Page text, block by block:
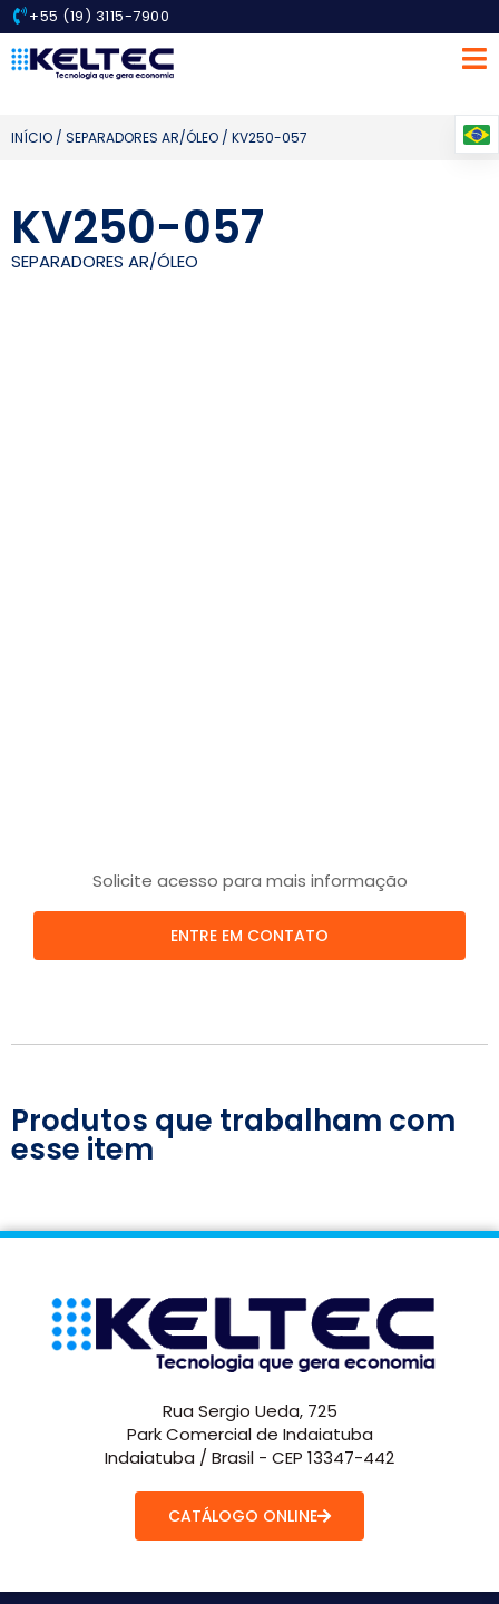
+55 (19) 3115-7900
INÍCIO / SEPARADORES AR/ÓLEO / KV250-057
KV250-057
SEPARADORES AR/ÓLEO
Solicite acesso para mais informação
ENTRE EM CONTATO
Produtos que trabalham com
esse item
Rua Sergio Ueda, 725
Park Comercial de Indaiatuba
Indaiatuba / Brasil - CEP 13347-442
CATÁLOGO ONLINE